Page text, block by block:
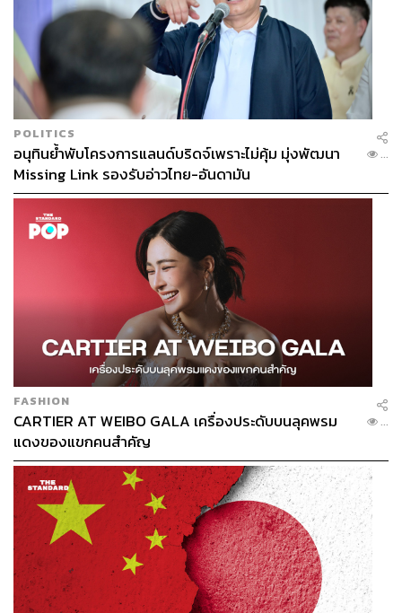
POLITICS
อนุทินย้ำพับโครงการแลนด์บริดจ์เพราะไม่คุ้ม มุ่งพัฒนา
Missing Link รองรับอ่าวไทย-อันดามัน
...
FASHION
CARTIER AT WEIBO GALA เครื่องประดับบนลุคพรม
แดงของแขกคนสำคัญ
...